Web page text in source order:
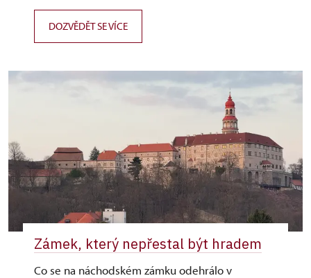
DOZVĚDĚT SE VÍCE
Zámek, který nepřestal být hradem
Co se na náchodském zámku odehrálo v